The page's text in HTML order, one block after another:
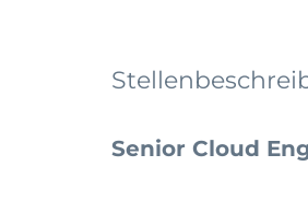
Senior Cloud